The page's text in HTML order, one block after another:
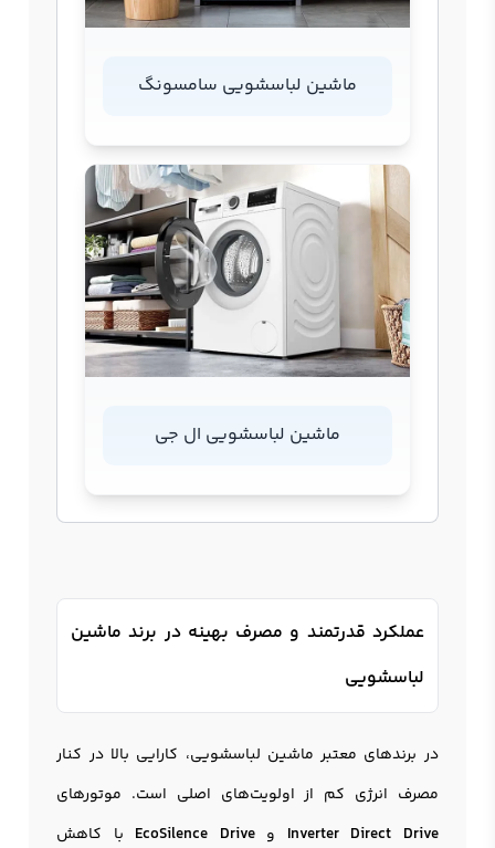
ماشین لباسشویی سامسونگ
ماشین لباسشویی ال جی
عملکرد قدرتمند و مصرف بهینه در برند ماشین
لباسشویی
در برندهای معتبر ماشین لباسشویی، کارایی بالا در کنار
مصرف انرژی کم از اولویت‌های اصلی است. موتورهای
Inverter Direct Drive وEcoSilence Drive با کاهش